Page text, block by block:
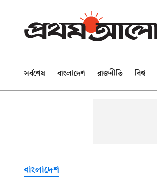
সর্বশেষ বাংলাদেশ রাজনীতি বিশ্ব
বাংলাদেশ